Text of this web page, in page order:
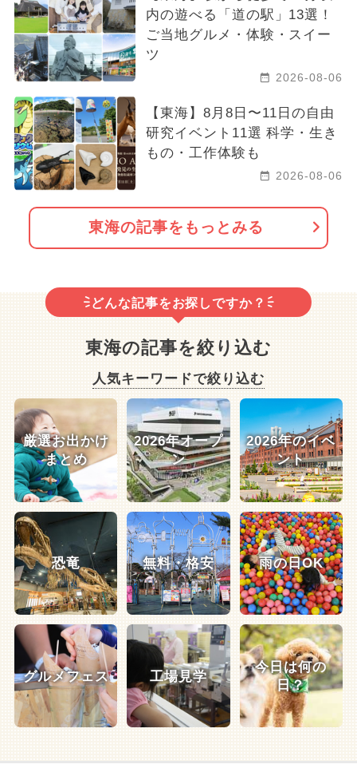
内の遊べる「道の駅」13選！
ご当地グルメ・体験・スイー
ツ
2026-08-06
【東海】8月8日〜11日の自由
研究イベント11選 科学・生き
もの・工作体験も
2026-08-06
東海の記事をもっとみる
どんな記事をお探しですか？
東海の記事を絞り込む
人気キーワードで絞り込む
厳選お出かけ
まとめ
2026年オープ
ン
2026年のイベ
ント
恐竜 無料・格安 雨の日OK
グルメフェス 工場見学
今日は何の
日？